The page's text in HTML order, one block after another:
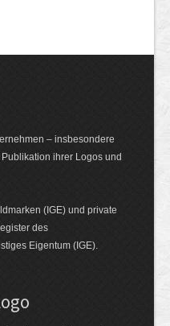
– insbesondere
ihrer Logos und
(IGE) und private
des
Eigentum (IGE).